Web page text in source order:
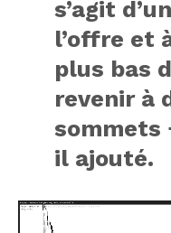
s’agit
l’offre et
plus bas
revenir à
sommets
il ajouté.